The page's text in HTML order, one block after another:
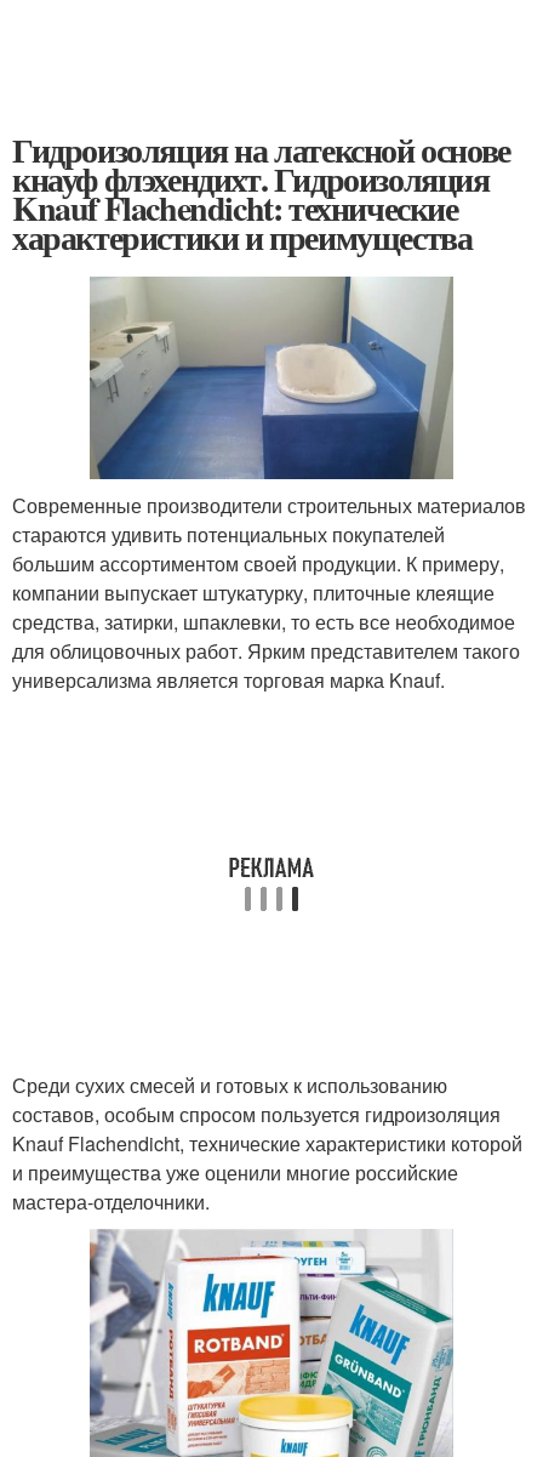
Гидроизоляция на латексной основе
кнауф флэхендихт. Гидроизоляция
Knauf Flachendicht: технические
характеристики и преимущества
Современные производители строительных материалов
стараются удивить потенциальных покупателей
большим ассортиментом своей продукции. К примеру,
компании выпускает штукатурку, плиточные клеящие
средства, затирки, шпаклевки, то есть все необходимое
для облицовочных работ. Ярким представителем такого
универсализма является торговая марка Knauf.
Среди сухих смесей и готовых к использованию
составов, особым спросом пользуется гидроизоляция
Knauf Flachendicht, технические характеристики которой
и преимущества уже оценили многие российские
мастера-отделочники.